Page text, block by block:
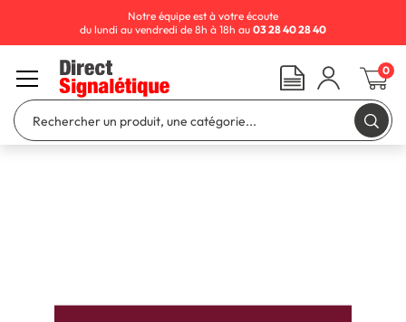
Notre équipe est à votre écoute
du lundi au vendredi de 8h à 18h au 03 28 40 28 40
0